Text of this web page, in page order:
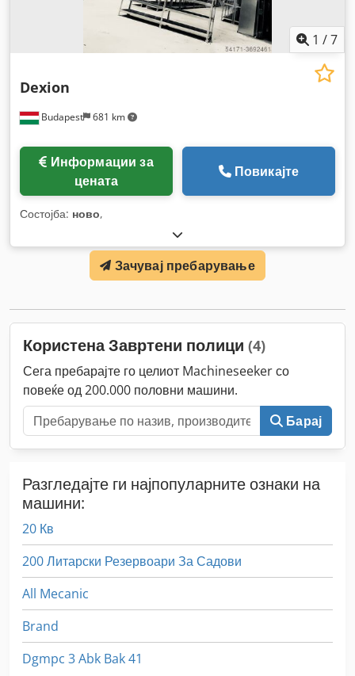
1 /7
Budapest 681 km
Dexion
цената
Повикајте
Состојба: ново,
Зачувај пребарување
Користена Завртени полици (4)
Сега пребарајте го целиот Machineseeker со
повеќе од 200.000 половни машини.
Барај
Разгледајте ги најпопуларните ознаки на
машини:
20 Кв
200 Литарски Резервоари За Садови
All Mecanic
Brand
Dgmpc 3 Abk Bak 41